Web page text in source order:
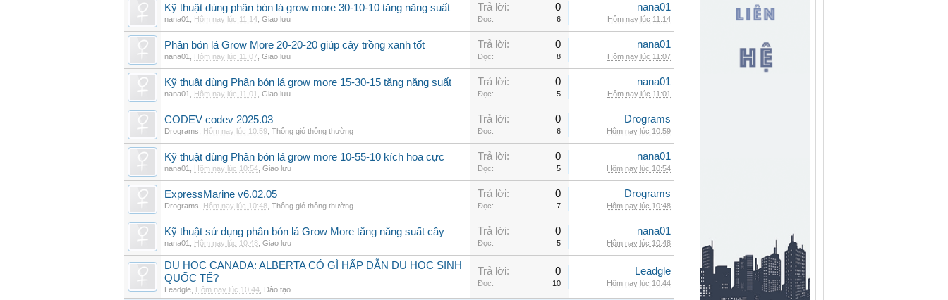
Kỹ thuật dùng phân bón lá grow more 30-10-10 tăng năng suất
nana01 Hôm nay lúc 11:14 Giao lưu
Trả lời: 0
Đọc: 6
nana01
Hôm nay lúc 11:14
Phân bón lá Grow More 20-20-20 giúp cây trồng xanh tốt
nana01 Hôm nay lúc 11:07 Giao lưu
Trả lời: 0
Đọc: 8
nana01
Hôm nay lúc 11:07
Kỹ thuật dùng Phân bón lá grow more 15-30-15 tăng năng suất
nana01 Hôm nay lúc 11:01 Giao lưu
Trả lời: 0
Đọc: 5
nana01
Hôm nay lúc 11:01
CODEV codev 2025.03
Drograms Hôm nay lúc 10:59 Thông gió thông thường
Trả lời: 0
Đọc: 6
Drograms
Hôm nay lúc 10:59
Kỹ thuật dùng Phân bón lá grow more 10-55-10 kích hoa cực
nana01 Hôm nay lúc 10:54 Giao lưu
Trả lời: 0
Đọc: 5
nana01
Hôm nay lúc 10:54
ExpressMarine v6.02.05
Drograms Hôm nay lúc 10:48 Thông gió thông thường
Trả lời: 0
Đọc: 7
Drograms
Hôm nay lúc 10:48
Kỹ thuật sử dụng phân bón lá Grow More tăng năng suất cây
nana01 Hôm nay lúc 10:48 Giao lưu
Trả lời: 0
Đọc: 5
nana01
Hôm nay lúc 10:48
DU HỌC CANADA: ALBERTA CÓ GÌ HẤP DẪN DU HỌC SINH
QUỐC TẾ?
Leadgle Hôm nay lúc 10:44 Đào tạo
Trả lời: 0
Đọc: 10
Leadgle
Hôm nay lúc 10:44